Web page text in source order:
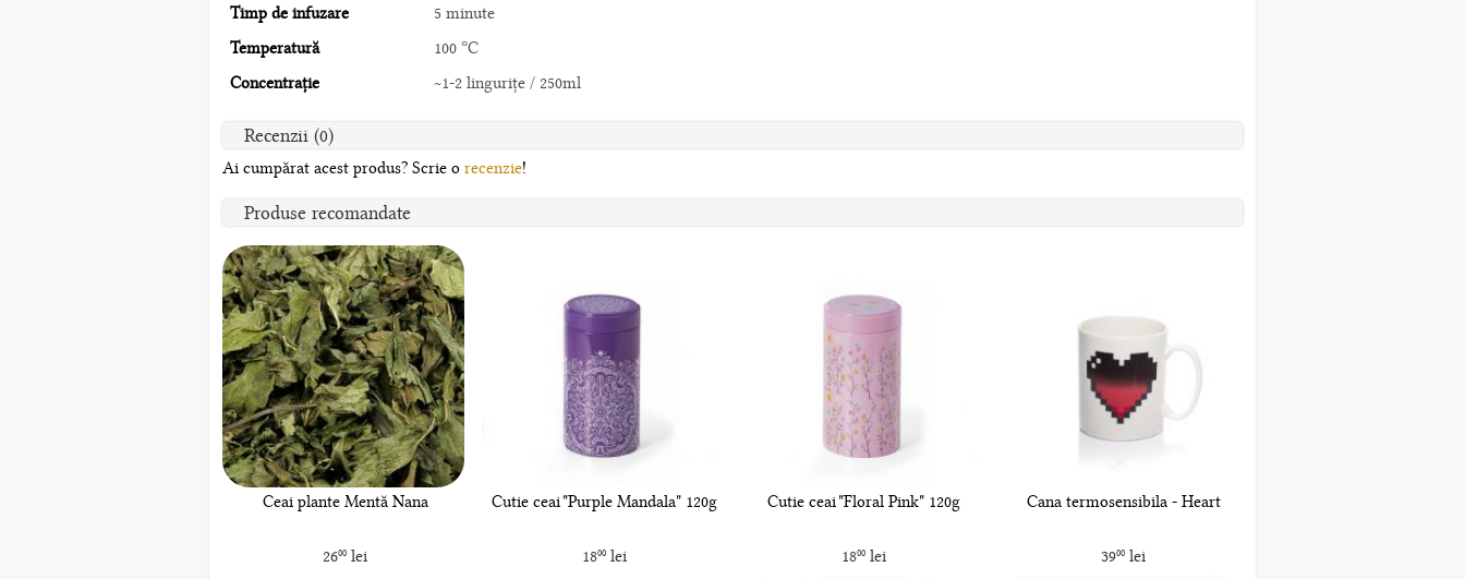
Timp de infuzare
5 minute
Temperatură
100 °C
Concentrație
~1-2 linguriţe / 250ml
Recenzii (0)
Ai cumpărat acest produs? Scrie o recenzie!
Produse recomandate
Ceai plante Mentă Nana
2600lei
Cutie ceai "Purple Mandala" 120g
1800lei
Cutie ceai "Floral Pink" 120g
1800lei
Cana termosensibila - Heart
3900lei